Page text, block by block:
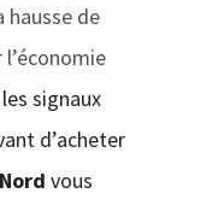
hausse de
signaux
d’acheter
vous